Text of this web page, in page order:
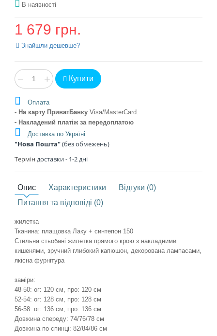
В наявності
1 679 грн.
Знайшли дешевше?
− + Купити
Оплата
- На карту ПриватБанку Visa/MasterCard.
- Накладений платіж за передоплатою
Доставка по Україні
"Нова Пошта"(без обмежень)
Терміндоставки - 1-2 дні
Опис Характеристики
Відгуки (0)
Питання та відповіді (0)
жилетка
Тканина: плащовка Лаку + синтепон 150
Стильна стьобані жилетка прямого крою з накладними
кишенями, зручний глибокий капюшон, декорована лампасами,
якісна фурнітура
заміри:
48-50: ог: 120 см, про: 120 см
52-54: ог: 128 см, про: 128 см
56-58: ог: 136 см, про: 136 см
Довжина спереду: 74/76/78 см
Довжина по спинці: 82/84/86 см